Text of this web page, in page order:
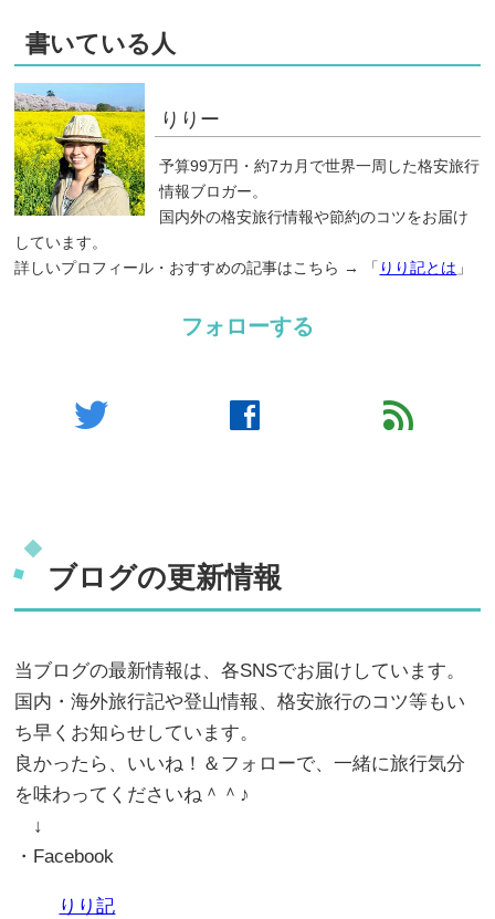
書いている人
りりー
予算99万円・約7カ月で世界一周した格安旅行
情報ブロガー。
国内外の格安旅行情報や節約のコツをお届け
しています。
詳しいプロフィール・おすすめの記事はこちら → 「 りり記とは 」
フォローする
twitter facebook feed
ブログの更新情報
当ブログの最新情報は、各SNSでお届けしています。
国内・海外旅行記や登山情報、格安旅行のコツ等もい
ち早くお知らせしています。
良かったら、いいね！＆フォローで、一緒に旅行気分
を味わってくださいね＾＾♪
↓
・Facebook
りり記